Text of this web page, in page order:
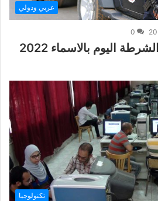
عربي ودولي
0
حركة تنقلات ضباط الشرطة اليوم بالاسماء 2022
تكنولوجيا